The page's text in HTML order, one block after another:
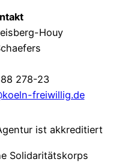
Houy
278-23
freiwillig.de
ist akkreditiert
Solidaritätskorps